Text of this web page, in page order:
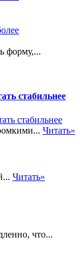
форму,...
стабильнее
Читать»
Читать»
что...